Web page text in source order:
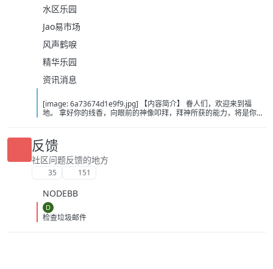
水区乐园
Jao易市场
风声鹤唳
精华乐园
资讯消息
[image: 6a73674d1e9f9.jpg] 【内容简介】 眷人们，欢迎来到福
地。 拿好你的线香，向眼前的神像叩拜，拜神所获的能力，将是你们
悲剧轮回…… 【作者简介】 作者：幻梦猎人，起点中文网作者，代表
作品：《灾厄收容所》《诡异分解指南》《天灾疯人院》《基因收容
所》等 【下载地址】 百度：
https://pan.baidu.com/s/1CTpsB1_Ju5NwzAhO0MvwZQ?pwd=9a1v
夸克：https://pan.quark.cn/s/ffe07719ebb3?pwd=aUYh 移动：
反馈
社区问题反馈的地方
35 151
NODEBB
D
检查垃圾邮件